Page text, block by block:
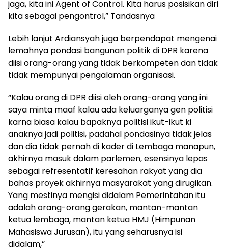
jaga, kita ini Agent of Control. Kita harus posisikan diri
kita sebagai pengontrol,” Tandasnya
Lebih lanjut Ardiansyah juga berpendapat mengenai
lemahnya pondasi bangunan politik di DPR karena
diisi orang-orang yang tidak berkompeten dan tidak
tidak mempunyai pengalaman organisasi.
“Kalau orang di DPR diisi oleh orang-orang yang ini
saya minta maaf kalau ada keluarganya gen politisi
karna biasa kalau bapaknya politisi ikut-ikut ki
anaknya jadi politisi, padahal pondasinya tidak jelas
dan dia tidak pernah di kader di Lembaga manapun,
akhirnya masuk dalam parlemen, esensinya lepas
sebagai refresentatif keresahan rakyat yang dia
bahas proyek akhirnya masyarakat yang dirugikan.
Yang mestinya mengisi didalam Pemerintahan itu
adalah orang-orang gerakan, mantan-mantan
ketua lembaga, mantan ketua HMJ (Himpunan
Mahasiswa Jurusan), itu yang seharusnya isi
didalam,”